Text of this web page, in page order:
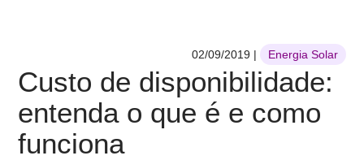
Custo de disponibilidade:
entenda o que é e como
funciona
02/09/2019 | Energia Solar